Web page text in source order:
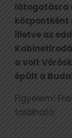
látogatásra
központként
illetve az
a volt
épült a
Figyelem!
található: